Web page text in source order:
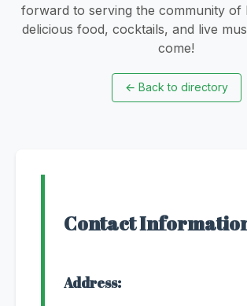
forward to serving the community of
delicious food, cocktails, and live
come!
← Back to directory
Contact
Address: